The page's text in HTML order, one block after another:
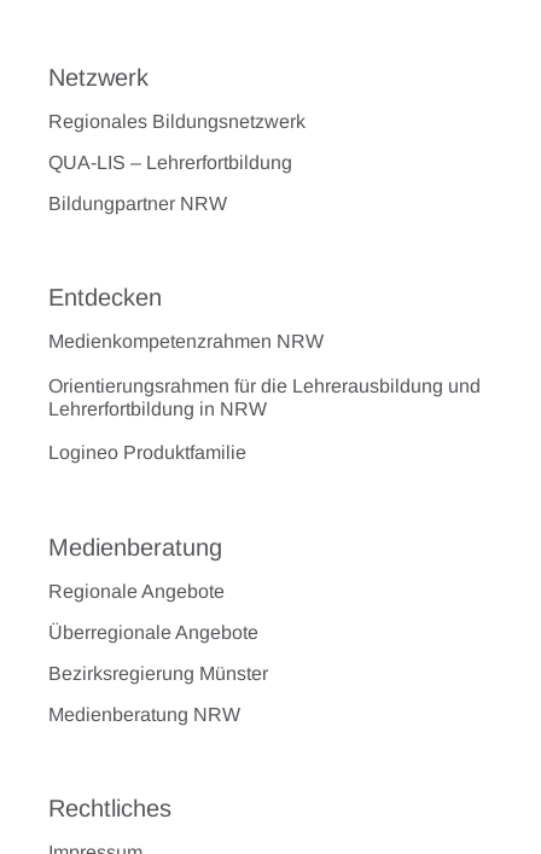
Netzwerk
Regionales Bildungsnetzwerk
QUA-LIS – Lehrerfortbildung
Bildungpartner NRW
Entdecken
Medienkompetenzrahmen NRW
Orientierungsrahmen für die Lehrerausbildung und
Lehrerfortbildung in NRW
Logineo Produktfamilie
Medienberatung
Regionale Angebote
Überregionale Angebote
Bezirksregierung Münster
Medienberatung NRW
Rechtliches